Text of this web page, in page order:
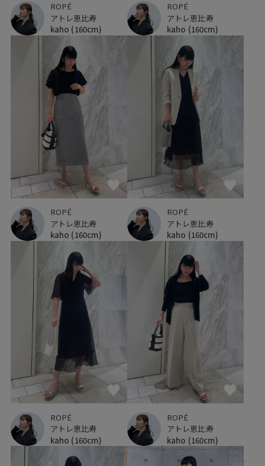
ROPÉ
アトレ恵比寿
kaho (160cm)
ROPÉ
アトレ恵比寿
kaho (160cm)
ROPÉ
アトレ恵比寿
kaho (160cm)
ROPÉ
アトレ恵比寿
kaho (160cm)
ROPÉ
アトレ恵比寿
kaho (160cm)
ROPÉ
アトレ恵比寿
kaho (160cm)